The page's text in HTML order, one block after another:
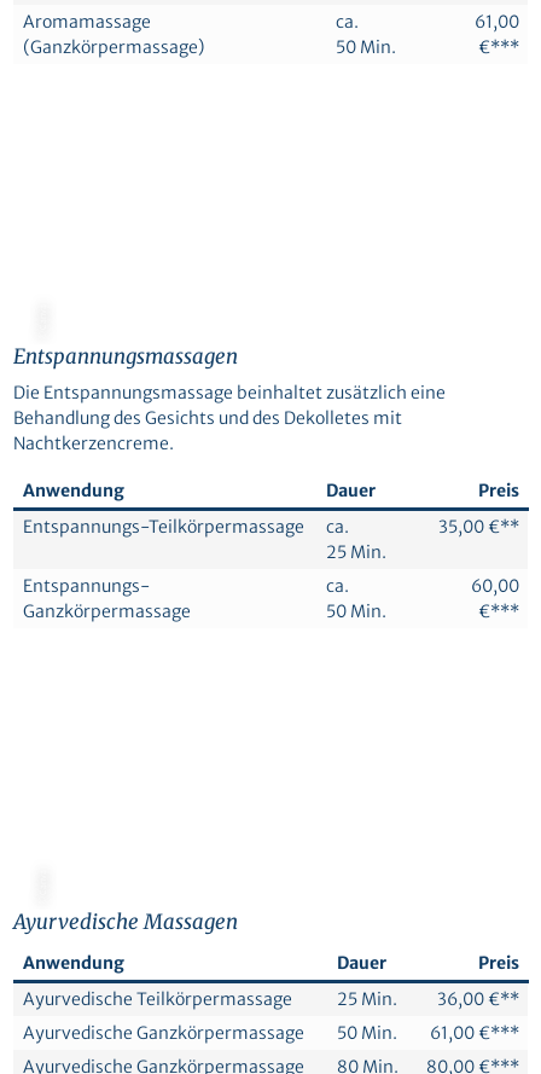
Aromamassage
(Ganzkörpermassage)
ca.
50 Min.
61,00
€***
Entspannungsmassagen
Die Entspannungsmassage beinhaltet zusätzlich eine
Behandlung des Gesichts und des Dekolletes mit
Nachtkerzencreme.
Anwendung Dauer
Preis
Entspannungs-Teilkörpermassage
ca.
25 Min.
35,00 €**
Entspannungs-
Ganzkörpermassage
ca.
50 Min.
60,00
€***
Ayurvedische Massagen
Anwendung Dauer
Preis
Ayurvedische Teilkörpermassage
25 Min.
36,00 €**
Ayurvedische Ganzkörpermassage
50 Min.
61,00 €***
Ayurvedische Ganzkörpermassage
80 Min. 80,00 €***